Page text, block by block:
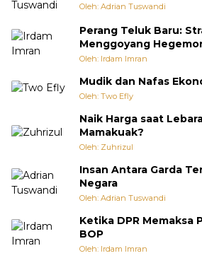
Oleh: Adrian Tuswandi
Perang Teluk Baru:
Menggoyang
Oleh: Irdam Imran
Mudik dan Nafas
Oleh: Two Efly
Naik Harga saat
Mamakuak?
Oleh: Zuhrizul
Insan Antara Garda
Negara
Oleh: Adrian Tuswandi
Ketika DPR Memaksa
BOP
Oleh: Irdam Imran